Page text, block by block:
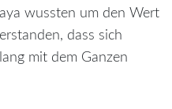
wussten um den Wert
dass sich
mit dem Ganzen